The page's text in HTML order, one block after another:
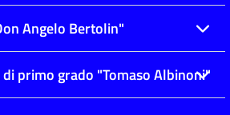
Angelo Bertolin"
primo grado "Tomaso Albinoni"